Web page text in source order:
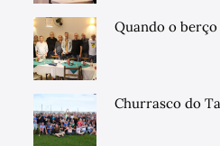
Quando o
Churrasco do